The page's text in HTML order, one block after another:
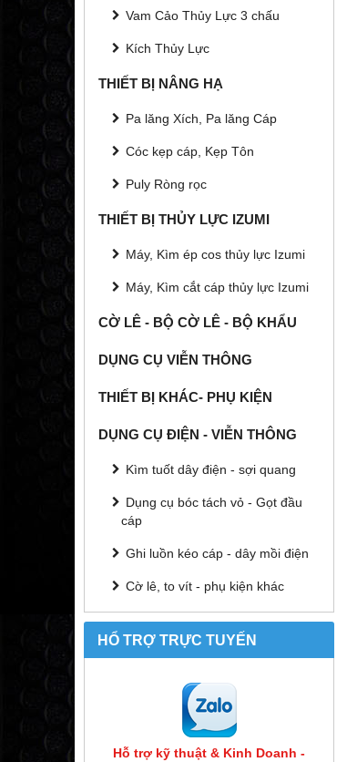
Vam Cảo Thủy Lực 3 chấu
Kích Thủy Lực
THIẾT BỊ NÂNG HẠ
Pa lăng Xích, Pa lăng Cáp
Cóc kẹp cáp, Kẹp Tôn
Puly Ròng rọc
THIẾT BỊ THỦY LỰC IZUMI
Máy, Kìm ép cos thủy lực Izumi
Máy, Kìm cắt cáp thủy lực Izumi
CỜ LÊ - BỘ CỜ LÊ - BỘ KHẨU
DỤNG CỤ VIỄN THÔNG
THIẾT BỊ KHÁC- PHỤ KIỆN
DỤNG CỤ ĐIỆN - VIỄN THÔNG
Kìm tuốt dây điện - sợi quang
Dụng cụ bóc tách vỏ - Gọt đầu
cáp
Ghi luồn kéo cáp - dây mồi điện
Cờ lê, to vít - phụ kiện khác
HỔ TRỢ TRỰC TUYẾN
Hỗ trợ kỹ thuật & Kinh Doanh -